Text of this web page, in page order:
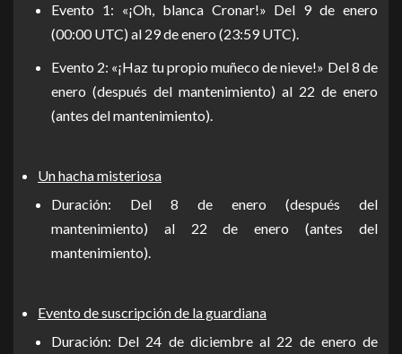
Evento 1: «¡Oh, blanca Cronar!» Del 9 de enero
(00:00 UTC) al 29 de enero (23:59 UTC).
Evento 2: «¡Haz tu propio muñeco de nieve!» Del 8 de
enero (después del mantenimiento) al 22 de enero
(antes del mantenimiento).
Un hacha misteriosa
Duración: Del 8 de enero (después del
mantenimiento) al 22 de enero (antes del
mantenimiento).
Evento de suscripción de la guardiana
Duración: Del 24 de diciembre al 22 de enero de